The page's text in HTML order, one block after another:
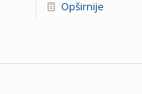
Opširnije